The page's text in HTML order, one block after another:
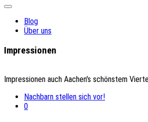
Expand
Blog
Über uns
Impressionen
Impressionen auch Aachen's schönstem
Nachbarn stellen sich vor!
0